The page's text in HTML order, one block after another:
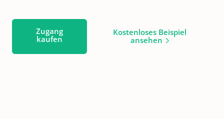
Zugang
kaufen
Kostenloses Beispiel
ansehen